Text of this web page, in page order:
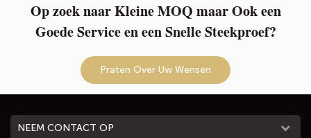
Op zoek naar Kleine MOQ maar Ook een
Goede Service en een Snelle Steekproef?
Praten Over Uw Wensen
NEEM CONTACT OP